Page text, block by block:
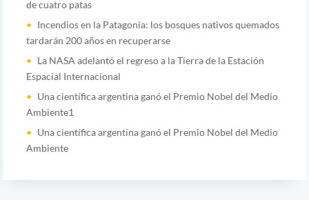
de cuatro patas
Incendios en la Patagonia: los bosques nativos quemados
tardarán 200 años en recuperarse
La NASA adelantó el regreso a la Tierra de la Estación
Espacial Internacional
Una científica argentina ganó el Premio Nobel del Medio
Ambiente1
Una científica argentina ganó el Premio Nobel del Medio
Ambiente